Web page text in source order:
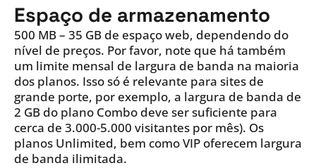
Espaço de armazenamento
500 MB – 35 GB de espaço web, dependendo do
nível de preços. Por favor, note que há também
um limite mensal de largura de banda na maioria
dos planos. Isso só é relevante para sites de
grande porte, por exemplo, a largura de banda de
2 GB do plano Combo deve ser suficiente para
cerca de 3.000-5.000 visitantes por mês). Os
planos Unlimited, bem como VIP oferecem largura
de banda ilimitada.